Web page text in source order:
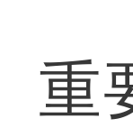
重